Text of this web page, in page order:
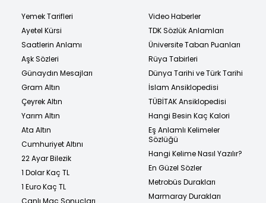
Yemek Tarifleri
Ayetel Kürsi
Saatlerin Anlamı
Aşk Sözleri
Günaydın Mesajları
Gram Altın
Çeyrek Altın
Yarım Altın
Ata Altın
Cumhuriyet Altını
22 Ayar Bilezik
1 Dolar Kaç TL
1 Euro Kaç TL
Canlı Maç Sonuçları
Video Haberler
TDK Sözlük Anlamları
Üniversite Taban Puanları
Rüya Tabirleri
Dünya Tarihi ve Türk Tarihi
İslam Ansiklopedisi
TÜBİTAK Ansiklopedisi
Hangi Besin Kaç Kalori
Eş Anlamlı Kelimeler
Sözlüğü
Hangi Kelime Nasıl Yazılır?
En Güzel Sözler
Metrobüs Durakları
Marmaray Durakları